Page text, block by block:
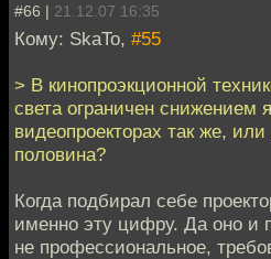
#66 | 21.12.07 16:35
Кому: SkaTo, #55
> В кинопроэкционной
света ограничен снижением
видеопроекторах так же,
половина?
Когда подбирал себе
именно эту цифру. Да оно и
не профессиональное,